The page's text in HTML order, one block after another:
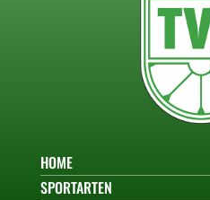
HOME
SPORTARTEN